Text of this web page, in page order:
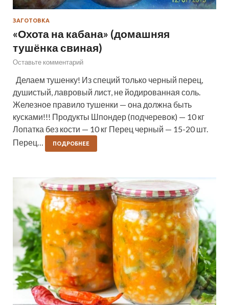
ЗАГОТОВКА
«Охота на кабана» (домашняя
тушёнка свиная)
Оставьте комментарий
Делаем тушенку! Из специй только черный перец,
душистый, лавровый лист, не йодированная соль.
Железное правило тушенки — она должна быть
кусками!!! Продукты Шпондер (подчеревок) — 10 кг
Лопатка без кости — 10 кг Перец черный — 15-20 шт.
Перец…
ПОДРОБНЕЕ